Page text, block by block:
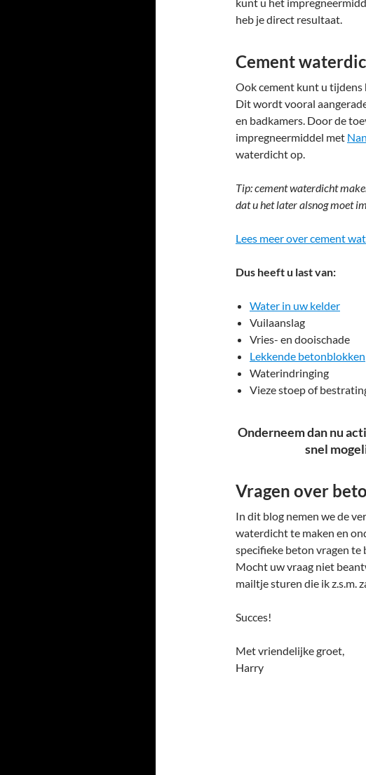
heb je direct resultaat.
Cement
Ook cement kunt u tijdens
Dit wordt vooral
en badkamers. Door de
impregneermiddel met
waterdicht op.
Tip: cement waterdicht
dat u het later alsnog moet
Lees meer over cement
Dus heeft u last van:
Water in uw kelder
Vuilaanslag
Vries- en dooischade
Lekkende betonblokken
Waterindringing
Vieze stoep of
Onderneem dan nu
snel
Vragen over
In dit blog nemen we de
waterdicht te maken en
specifieke beton vragen te
Mocht uw vraag niet
mailtje sturen die ik z.s.m.
Succes!
Met vriendelijke groet,
Harry